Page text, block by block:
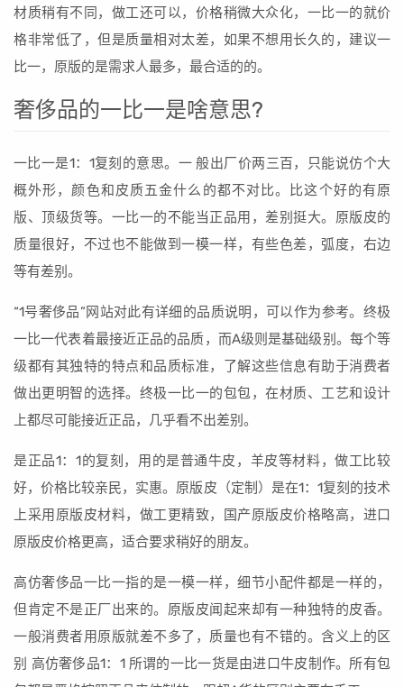
材质稍有不同，做工还可以，价格稍微大众化，一比一的就价
格非常低了，但是质量相对太差，如果不想用长久的，建议一
比一，原版的是需求人最多，最合适的的。
奢侈品的一比一是啥意思?
一比一是1：1复刻的意思。一 般出厂价两三百，只能说仿个大
概外形，颜色和皮质五金什么的都不对比。比这个好的有原
版、顶级货等。一比一的不能当正品用，差别挺大。原版皮的
质量很好，不过也不能做到一模一样，有些色差，弧度，右边
等有差别。
“1号奢侈品”网站对此有详细的品质说明，可以作为参考。终极
一比一代表着最接近正品的品质，而A级则是基础级别。每个等
级都有其独特的特点和品质标准，了解这些信息有助于消费者
做出更明智的选择。终极一比一的包包，在材质、工艺和设计
上都尽可能接近正品，几乎看不出差别。
是正品1：1的复刻，用的是普通牛皮，羊皮等材料，做工比较
好，价格比较亲民，实惠。原版皮（定制）是在1：1复刻的技术
上采用原版皮材料，做工更精致，国产原版皮价格略高，进口
原版皮价格更高，适合要求稍好的朋友。
高仿奢侈品一比一指的是一模一样，细节小配件都是一样的，
但肯定不是正厂出来的。原版皮闻起来却有一种独特的皮香。
一般消费者用原版就差不多了，质量也有不错的。含义上的区
别 高仿奢侈品1：1 所谓的一比一货是由进口牛皮制作。所有包